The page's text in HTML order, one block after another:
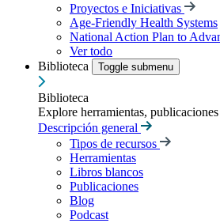
Proyectos e Iniciativas
Age-Friendly Health Systems
National Action Plan to
Ver todo
Biblioteca
Toggle submenu
Biblioteca
Explore herramientas,
Descripción general
Tipos de recursos
Herramientas
Libros blancos
Publicaciones
Blog
Podcast